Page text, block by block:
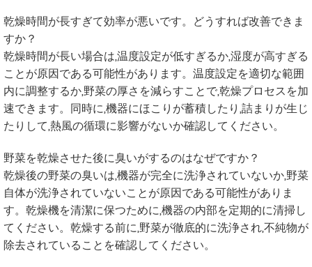
乾燥時間が長すぎて効率が悪いです。どうすれば改善できま
すか？
乾燥時間が長い場合は,温度設定が低すぎるか,湿度が高すぎる
ことが原因である可能性があります。温度設定を適切な範囲
内に調整するか,野菜の厚さを減らすことで,乾燥プロセスを加
速できます。同時に,機器にほこりが蓄積したり,詰まりが生じ
たりして,熱風の循環に影響がないか確認してください。
野菜を乾燥させた後に臭いがするのはなぜですか？
乾燥後の野菜の臭いは,機器が完全に洗浄されていないか,野菜
自体が洗浄されていないことが原因である可能性がありま
す。乾燥機を清潔に保つために,機器の内部を定期的に清掃し
てください。乾燥する前に,野菜が徹底的に洗浄され,不純物が
除去されていることを確認してください。